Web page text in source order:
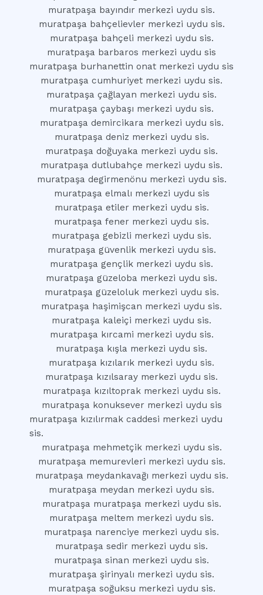
muratpaşa bayındır merkezi uydu sis.
muratpaşa bahçelievler merkezi uydu sis.
muratpaşa bahçeli merkezi uydu sis.
muratpaşa barbaros merkezi uydu sis
muratpaşa burhanettin onat merkezi uydu sis
muratpaşa cumhuriyet merkezi uydu sis.
muratpaşa çağlayan merkezi uydu sis.
muratpaşa çaybaşı merkezi uydu sis.
muratpaşa demircikara merkezi uydu sis.
muratpaşa deniz merkezi uydu sis.
muratpaşa doğuyaka merkezi uydu sis.
muratpaşa dutlubahçe merkezi uydu sis.
muratpaşa degirmenönu merkezi uydu sis.
muratpaşa elmalı merkezi uydu sis
muratpaşa etiler merkezi uydu sis.
muratpaşa fener merkezi uydu sis.
muratpaşa gebizli merkezi uydu sis.
muratpaşa güvenlik merkezi uydu sis.
muratpaşa gençlik merkezi uydu sis.
muratpaşa güzeloba merkezi uydu sis.
muratpaşa güzeloluk merkezi uydu sis.
muratpaşa haşimişcan merkezi uydu sis.
muratpaşa kaleiçi merkezi uydu sis.
muratpaşa kırcami merkezi uydu sis.
muratpaşa kışla merkezi uydu sis.
muratpaşa kızılarık merkezi uydu sis.
muratpaşa kızılsaray merkezi uydu sis.
muratpaşa kızıltoprak merkezi uydu sis.
muratpaşa konuksever merkezi uydu sis
muratpaşa kızılırmak caddesi merkezi uydu
sis.
muratpaşa mehmetçik merkezi uydu sis.
muratpaşa memurevleri merkezi uydu sis.
muratpaşa meydankavağı merkezi uydu sis.
muratpaşa meydan merkezi uydu sis.
muratpaşa muratpaşa merkezi uydu sis.
muratpaşa meltem merkezi uydu sis.
muratpaşa narenciye merkezi uydu sis.
muratpaşa sedir merkezi uydu sis.
muratpaşa sinan merkezi uydu sis.
muratpaşa şirinyalı merkezi uydu sis.
muratpaşa soğuksu merkezi uydu sis.